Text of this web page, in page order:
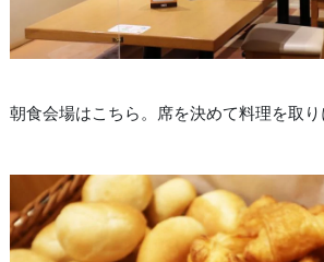
朝食会場はこちら。席を決めて料理を取り